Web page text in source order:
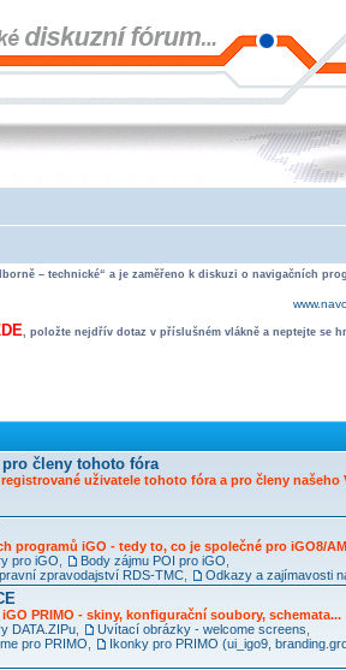
– technické“ a je zaměřeno k diskuzi o navigačních
, položte nejdřív dotaz v příslušném vlákně a neptejte se
členy tohoto fóra
uživatele tohoto fóra a pro členy našeho
programů iGO - tedy to, co je společné pro iGO8/
pro iGO Body zájmu POI pro iGO
zpravodajství RDS-TMC Odkazy a zajímavosti
PRIMO - skiny, konfigurační soubory, schemata...
DATA.ZIPu Uvítací obrázky - welcome screens
pro PRIMO Ikonky pro PRIMO (ui_igo9,